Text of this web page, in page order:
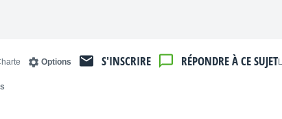
RÉPONDRE À CE SUJET
S'INSCRIRE
Options